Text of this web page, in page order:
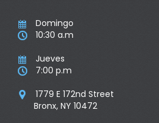
 Domingo
 10:30 a.m
 Jueves
 7:00 p.m

1779 E 172nd Street
Bronx, NY 10472